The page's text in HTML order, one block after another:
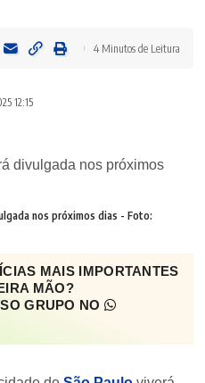
12:15
4 Minutos de Leitura
nos próximos dias - Foto:
MAIS IMPORTANTES
MÃO?
GRUPO NO